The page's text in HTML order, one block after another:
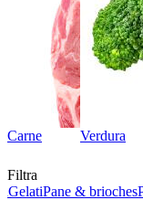
Carne Verdura
Filtra
GelatiPane & brioches